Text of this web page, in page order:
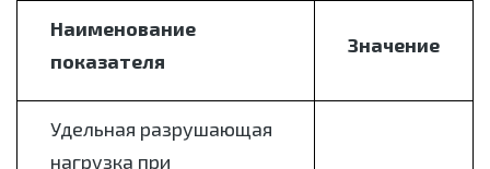
Наименование
показателя
Значение
Удельная разрушающая
нагрузка при